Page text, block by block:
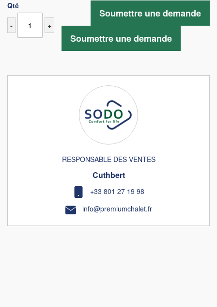
Qté
- +
Soumettre une demande
Soumettre une demande
RESPONSABLE DES VENTES
Cuthbert
+33 801 27 19 98
info@premiumchalet.fr